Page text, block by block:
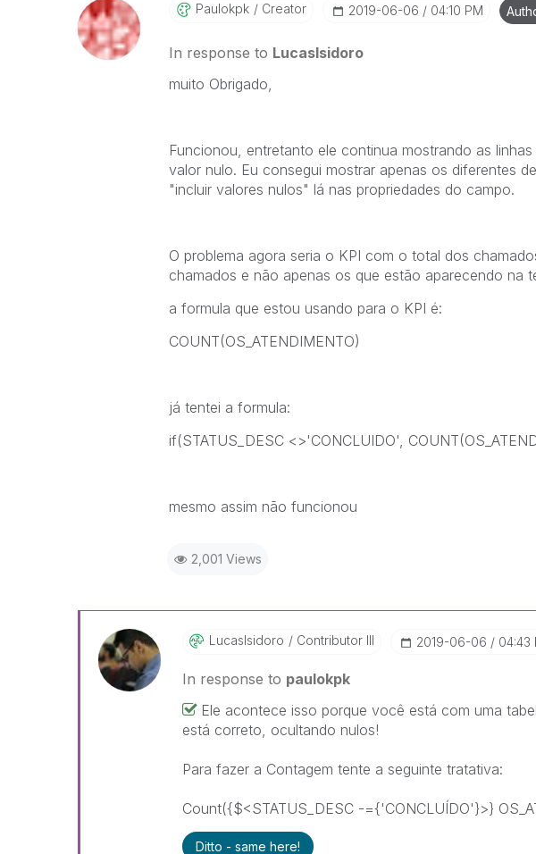
Paulokpk Creator ‎2019-06-06 04:10 PM
In response to LucasIsidoro
muito Obrigado,
Funcionou, entretanto ele continua mostrando as
valor nulo. Eu consegui mostrar apenas os diferentes
"incluir valores nulos" lá nas propriedades do campo.
O problema agora seria o KPI com o total dos
chamados e não apenas os que estão aparecendo na
a formula que estou usando para o KPI é:
COUNT(OS_ATENDIMENTO)
já tentei a formula:
if(STATUS_DESC <>'CONCLUIDO',
mesmo assim não funcionou
2,001 Views
LucasIsidoro Contributor III ‎2019-06-06 04:43
In response to paulokpk
Ele acontece isso porque você está com uma
está correto, ocultando nulos!
Para fazer a Contagem tente a seguinte tratativa:
Count({$<STATUS_DESC -={'CONCLUÍDO'}>}
Ditto - same here!